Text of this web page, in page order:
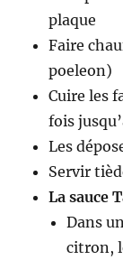
plaque
Faire
poeleon)
Cuire les
fois
Les
Servir
La sauce
Dans
citron,